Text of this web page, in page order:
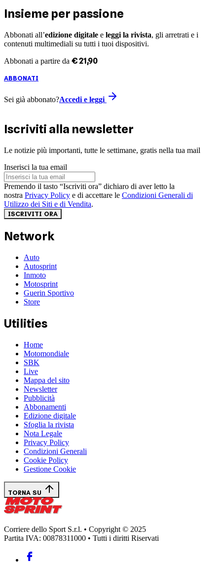
Insieme per passione
Abbonati all’edizione digitale e leggi la rivista, gli arretrati e i
contenuti multimediali su tutti i tuoi dispositivi.
Abbonati a partire da €21 ,90
ABBONATI
Sei già abbonato?Accedi e leggi
Iscriviti alla newsletter
Le notizie più importanti, tutte le settimane, gratis nella tua mail
Inserisci la tua email
Premendo il tasto “Iscriviti ora” dichiaro di aver letto la
nostra Privacy Policy e di accettare le Condizioni Generali di
Utilizzo dei Siti e di Vendita.
ISCRIVITI ORA
Network
Auto
Autosprint
Inmoto
Motosprint
Guerin Sportivo
Store
Utilities
Home
Motomondiale
SBK
Live
Mappa del sito
Newsletter
Pubblicità
Abbonamenti
Edizione digitale
Sfoglia la rivista
Nota Legale
Privacy Policy
Condizioni Generali
Cookie Policy
Gestione Cookie
TORNA SU
Corriere dello Sport S.r.l. • Copyright © 2025
Partita IVA: 00878311000 • Tutti i diritti Riservati